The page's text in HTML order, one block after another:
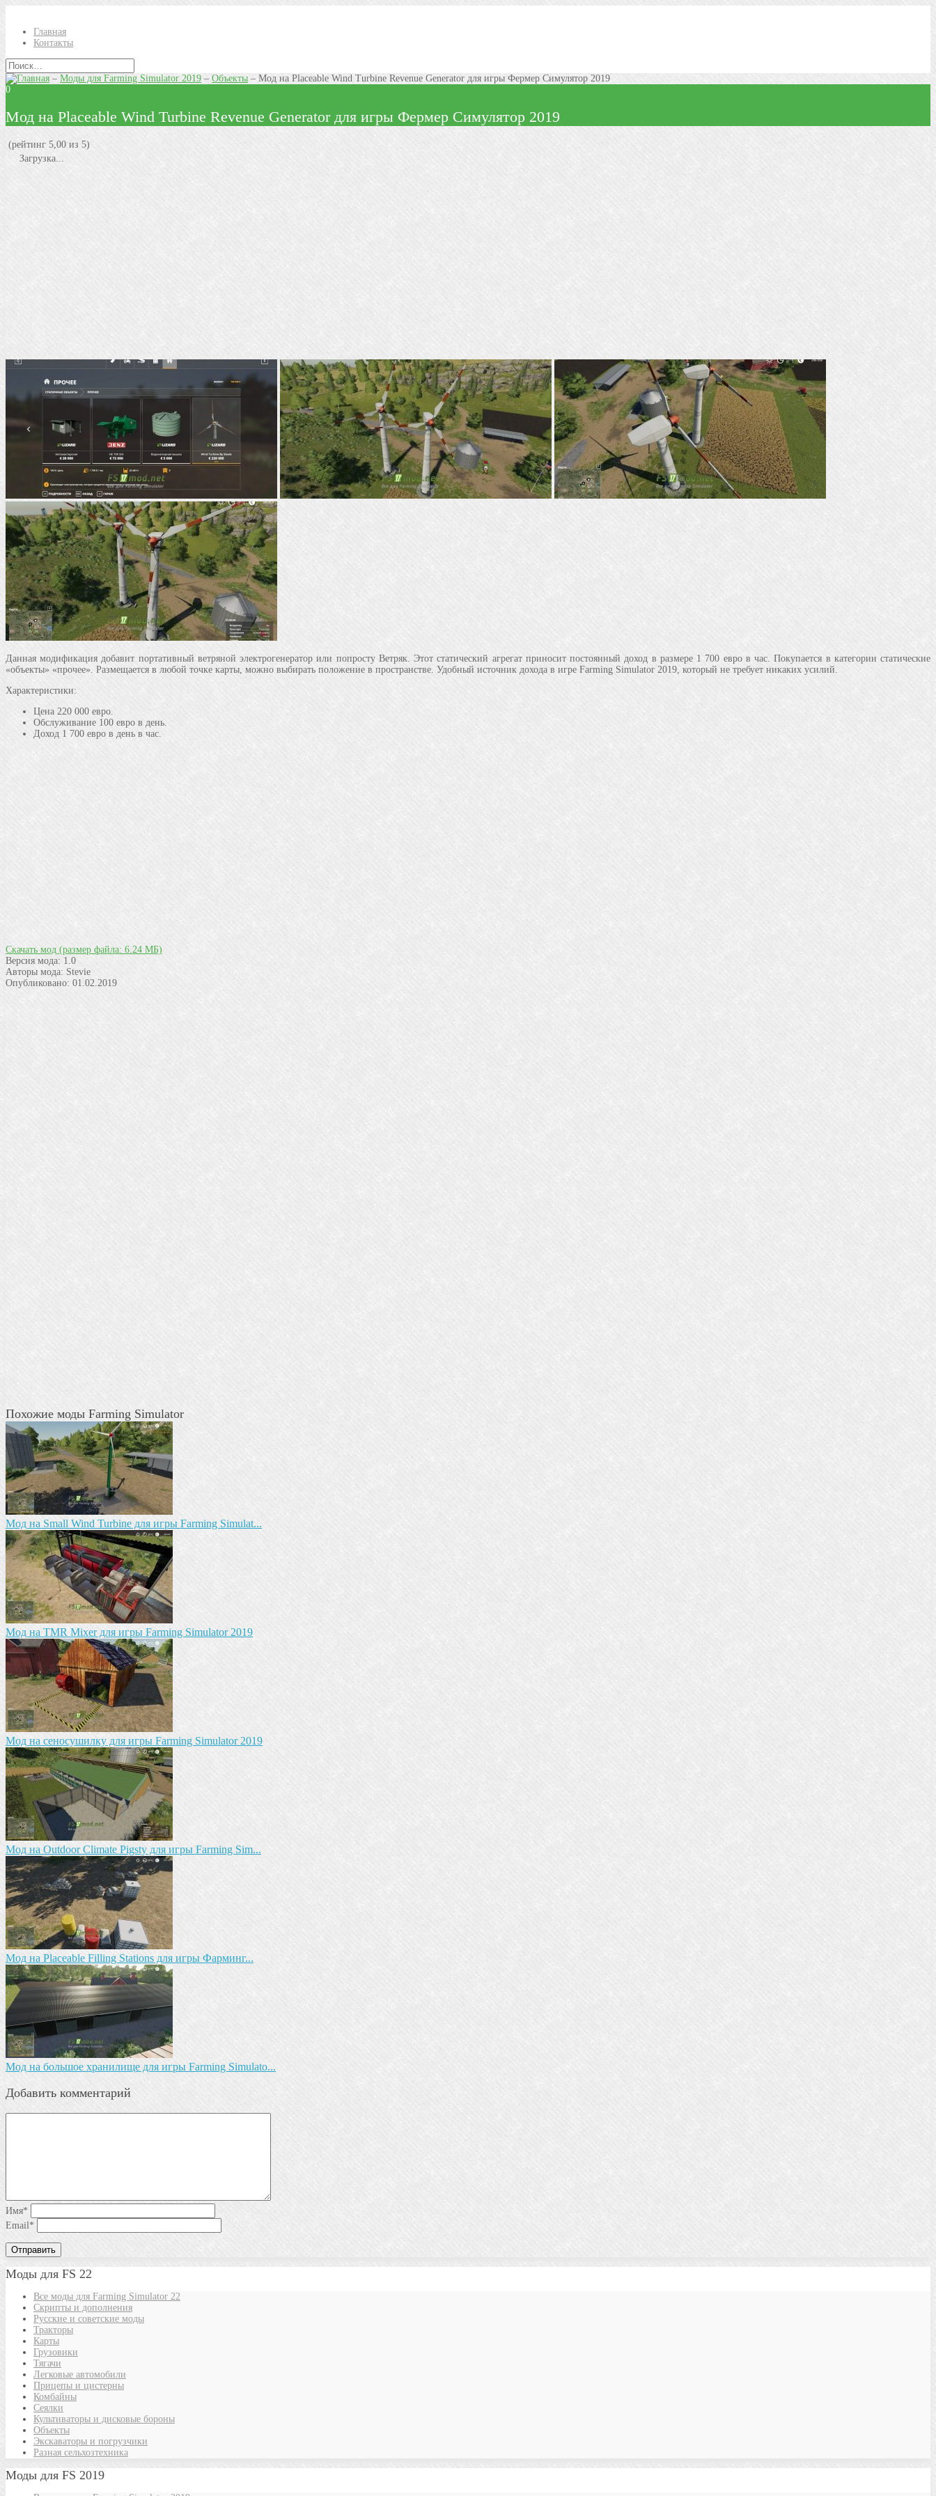
Главная
Контакты
–Моды для Farming Simulator 2019 – Объекты –Mод на Placeable Wind Turbine Revenue Generator для игры Фермер Симулятор 2019
0
Mод на Placeable Wind Turbine Revenue Generator для игры Фермер Симулятор 2019
(рейтинг 5,00 из 5)
Загрузка...
Данная модификация добавит портативный ветряной электрогенератор или попросту Ветряк. Этот статический агрегат приносит постоянный доход в размере 1 700 евро в час. Покупается в категории статические
«объекты» «прочее». Размещается в любой точке карты, можно выбирать положение в пространстве. Удобный источник дохода в игре Farming Simulator 2019, который не требует никаких усилий.
Характеристики:
Цена 220 000 евро.
Обслуживание 100 евро в день.
Доход 1 700 евро в день в час.
Скачать мод (размер файла: 6.24 МБ)
Версия мода: 1.0
Авторы мода: Stevie
Опубликовано: 01.02.2019
Похожие моды Farming Simulator
Mод на Small Wind Turbine для игры Farming Simulat...
Mод на TMR Mixer для игры Farming Simulator 2019
Мод на сеносушилку для игры Farming Simulator 2019
Мод на Outdoor Climate Pigsty для игры Farming Sim...
Мод на Placeable Filling Stations для игры Фарминг...
Мод на большое хранилище для игры Farming Simulato...
Добавить комментарий
Имя*
Email*
Моды для FS 22
Все моды для Farming Simulator 22
Скрипты и дополнения
Русские и советские моды
Тракторы
Карты
Грузовики
Тягачи
Легковые автомобили
Прицепы и цистерны
Комбайны
Сеялки
Культиваторы и дисковые бороны
Объекты
Экскаваторы и погрузчики
Разная сельхозтехника
Моды для FS 2019